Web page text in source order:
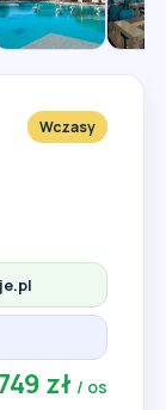
Wczasy
zł / os